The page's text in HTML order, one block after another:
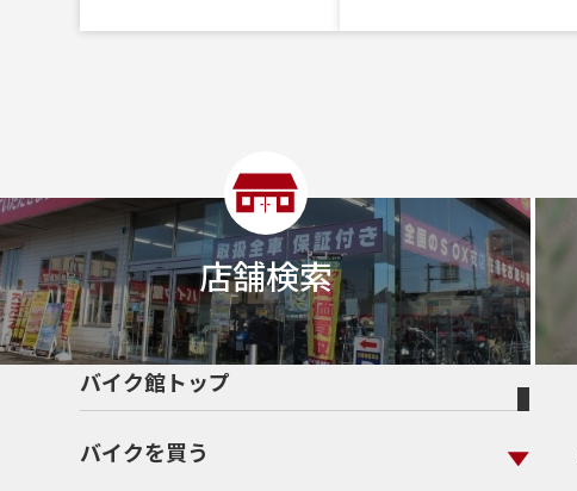
店舗検索
バイク館トップ
バイクを買う